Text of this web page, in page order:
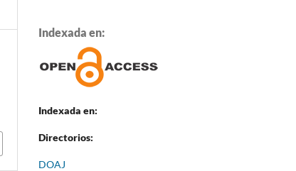
Indexada en:
Indexada en:
Directorios:
DOAJ